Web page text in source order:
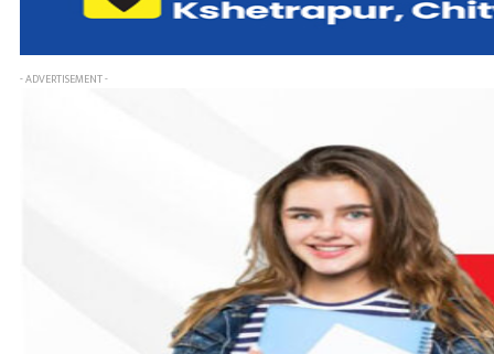
- ADVERTISEMENT -